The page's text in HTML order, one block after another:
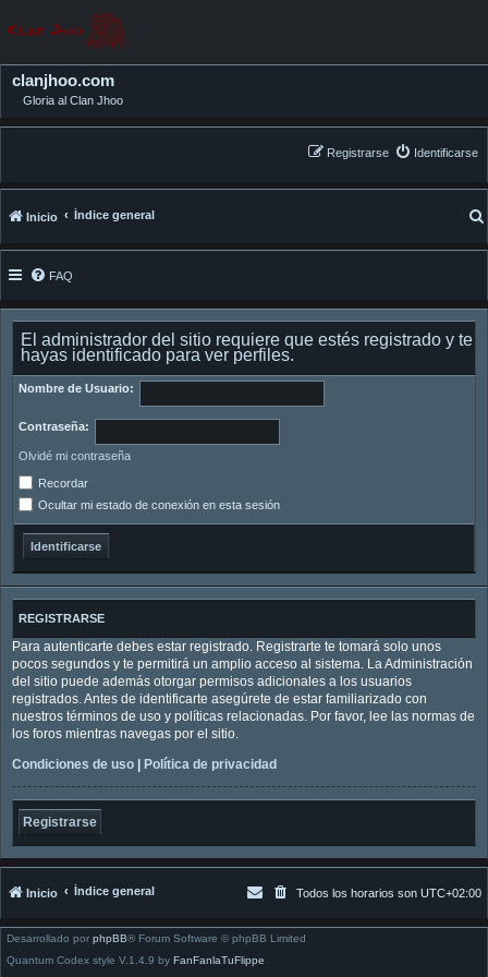
clanjhoo.com
Gloria al Clan Jhoo
Identificarse
Registrarse
Inicio Índice general
FAQ
El administrador del sitio requiere que estés registrado y te
hayas identificado para ver perfiles.
Nombre de Usuario:
Contraseña:
Olvidé mi contraseña
Recordar
Ocultar mi estado de conexión en esta sesión
REGISTRARSE
Para autenticarte debes estar registrado. Registrarte te tomará solo unos
pocos segundos y te permitirá un amplio acceso al sistema. La Administración
del sitio puede además otorgar permisos adicionales a los usuarios
registrados. Antes de identificarte asegúrete de estar familiarizado con
nuestros términos de uso y políticas relacionadas. Por favor, lee las normas de
los foros mientras navegas por el sitio.
Condiciones de uso
Política de privacidad
Registrarse
Inicio Índice general Todos los horarios son UTC+02:00
Desarrollado por phpBB® Forum Software © phpBB Limited
Quantum Codex style V.1.4.9 by FanFanlaTuFlippe